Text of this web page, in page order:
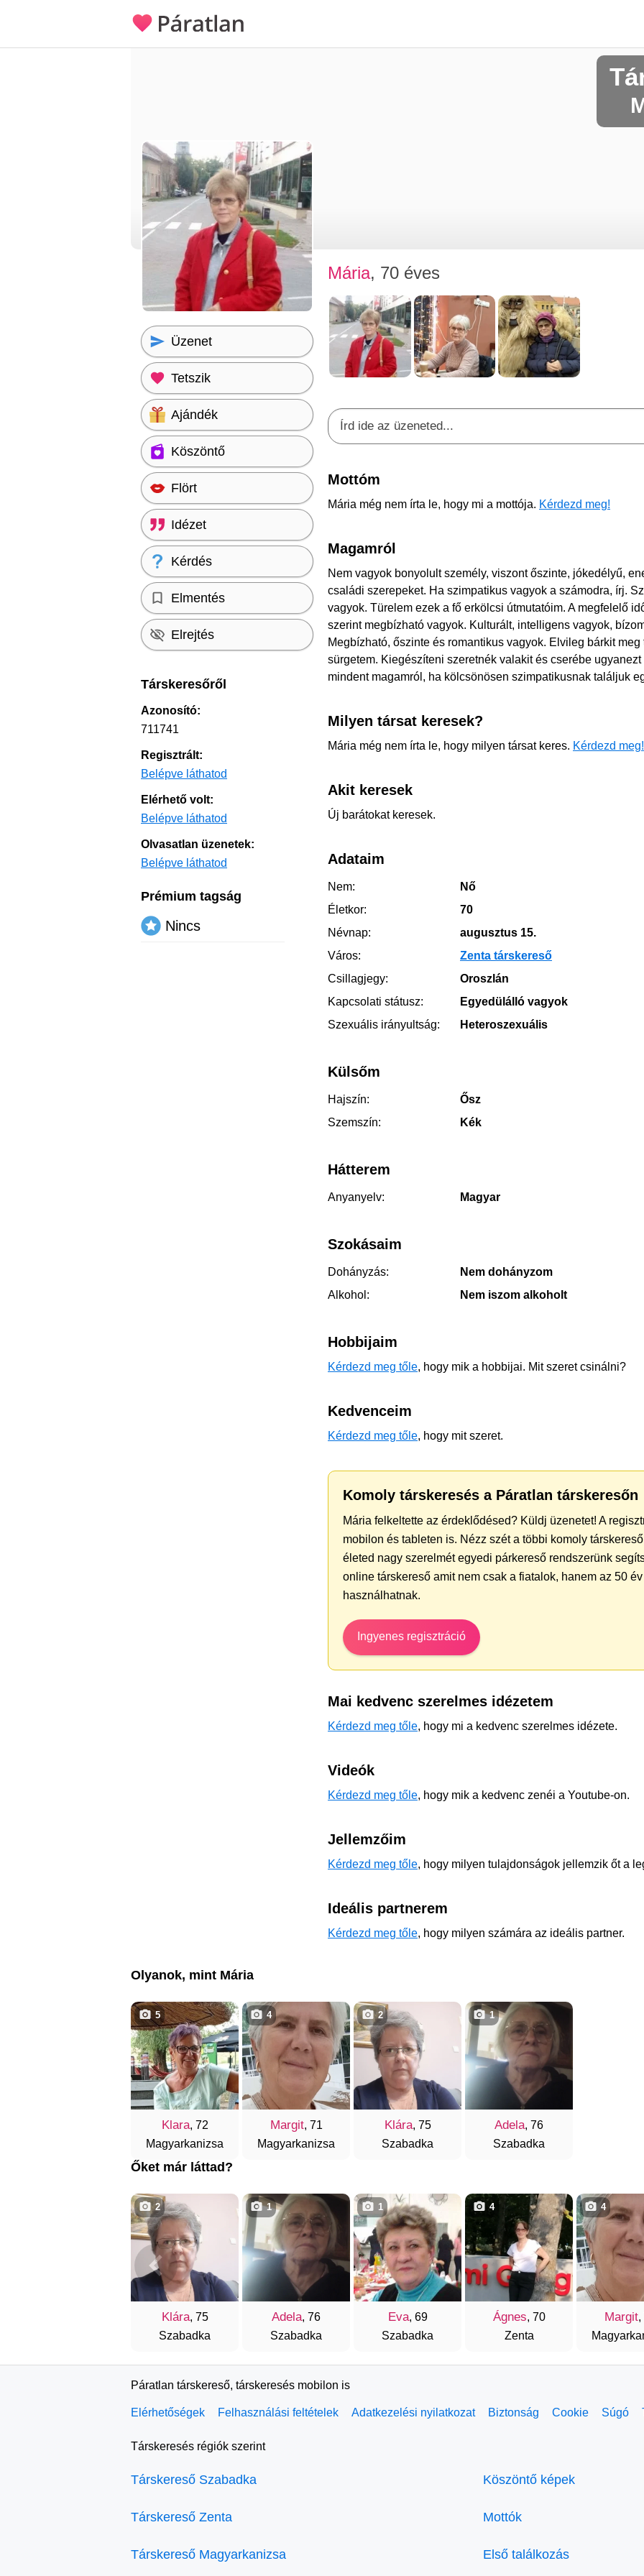
Mária, 70 éves
Mottóm
Mária még nem írta le, hogy mi a mottója. Kérdezd meg!
Magamról
Nem vagyok bonyolult személy, viszont őszinte, jókedélyű,
családi szerepeket. Ha szimpatikus vagyok a számodra, írj.
vagyok. Türelem ezek a fő erkölcsi útmutatóim. A megfelelő
szerint megbízható vagyok. Kulturált, intelligens vagyok,
Megbízható, őszinte és romantikus vagyok. Elvileg bárkit
sürgetem. Kiegészíteni szeretnék valakit és cserébe
mindent magamról, ha kölcsönösen szimpatikusnak találjuk
Milyen társat keresek?
Mária még nem írta le, hogy milyen társat keres. Kérdezd meg!
Akit keresek
Új barátokat keresek.
Adataim
Nem:
Nő
Életkor:
70
Névnap:
augusztus 15.
Város:
Zenta társkereső
Csillagjegy:
Oroszlán
Kapcsolati státusz:
Egyedülálló vagyok
Szexuális irányultság:
Heteroszexuális
Külsőm
Hajszín:
Ősz
Szemszín:
Kék
Hátterem
Anyanyelv: Magyar
Szokásaim
Dohányzás:
Nem dohányzom
Alkohol:
Nem iszom alkoholt
Hobbijaim
Kérdezd meg tőle, hogy mik a hobbijai. Mit szeret csinálni?
Kedvenceim
Kérdezd meg tőle, hogy mit szeret.
Komoly társkeresés a Páratlan társkeresőn
Mária felkeltette az érdeklődésed? Küldj üzenetet! A
mobilon és tableten is. Nézz szét a többi komoly
életed nagy szerelmét egyedi párkereső rendszerünk
online társkereső amit nem csak a fiatalok, hanem az 50
használhatnak.
Ingyenes regisztráció
Mai kedvenc szerelmes idézetem
Kérdezd meg tőle, hogy mi a kedvenc szerelmes idézete.
Videók
Kérdezd meg tőle, hogy mik a kedvenc zenéi a Youtube-on.
Jellemzőim
Kérdezd meg tőle, hogy milyen tulajdonságok jellemzik őt a
Ideális partnerem
Kérdezd meg tőle, hogy milyen számára az ideális partner.
Üzenet
Tetszik
Ajándék
Köszöntő
Flört
Idézet
Kérdés
Elmentés
Elrejtés
Társkeresőről
Azonosító:
711741
Regisztrált:
Belépve láthatod
Elérhető volt:
Belépve láthatod
Olvasatlan üzenetek:
Belépve láthatod
Prémium tagság
Nincs
Olyanok, mint Mária
Klara, 72
Magyarkanizsa
5
Margit, 71
Magyarkanizsa
4
Klára, 75
Szabadka
2
Adela, 76
Szabadka
1
Őket már láttad?
Klára, 75
Szabadka
2
Adela, 76
Szabadka
1
Eva, 69
Szabadka
1
Ágnes, 70
Zenta
4
Margit,
4
Páratlan társkereső, társkeresés mobilon is
Elérhetőségek Felhasználási feltételek Adatkezelési nyilatkozat Biztonság Cookie Súgó
Társkeresés régiók szerint
Társkereső Szabadka
Társkereső Zenta
Társkereső Magyarkanizsa
Köszöntő képek
Mottók
Első találkozás